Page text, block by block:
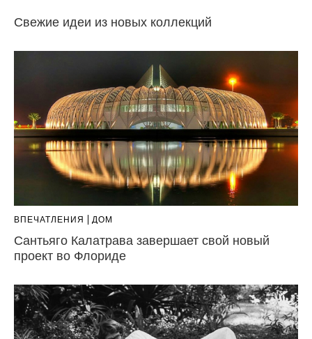
Свежие идеи из новых коллекций
ВПЕЧАТЛЕНИЯ ДОМ
Сантьяго Калатрава завершает свой новый
проект во Флориде